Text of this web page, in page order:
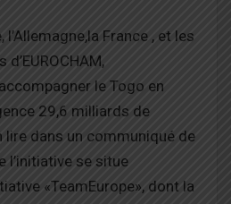
l’Allemagne,la France , et les
le Togo en
29,6 milliards de
lire dans un communiqué de
l’initiative se situe
«TeamEurope», dont la